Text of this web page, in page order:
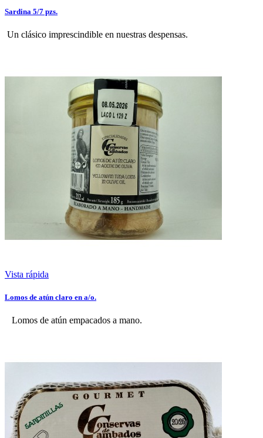
Sardina 5/7 pzs.
Un clásico imprescindible en nuestras despensas.
Vista rápida
Lomos de atún claro en a/o.
Lomos de atún empacados a mano.